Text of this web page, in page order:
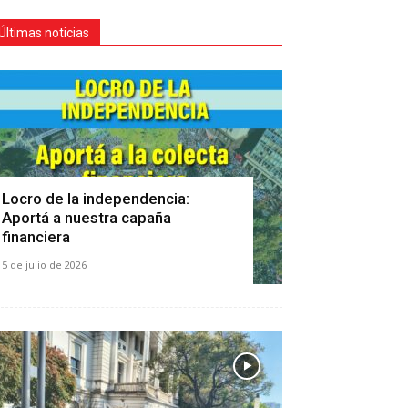
noticias
Locro de la independencia:
Aportá a nuestra capaña
financiera
5 de julio de 2026